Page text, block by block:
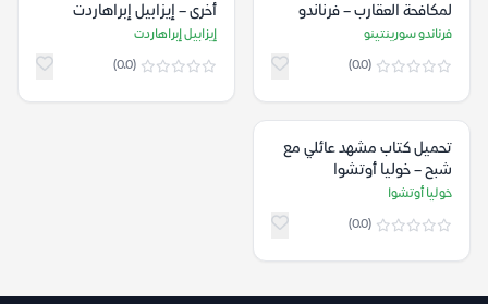
لمكافحة العقارب – فرناندو
سورينتينو
فرناندو سورينتينو
(0.0)
أخرى – إيزابيل إبراهاردت
إيزابيل إبراهاردت
(0.0)
تحميل كتاب مشهد عائلي مع
شبح – خوليا أوتشوا
خوليا أوتشوا
(0.0)